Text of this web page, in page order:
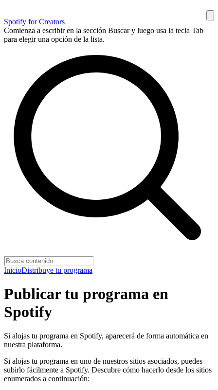
Spotify for Creators
Comienza a escribir en la sección Buscar y luego usa la tecla Tab
para elegir una opción de la lista.
InicioDistribuye tu programa
Publicar tu programa en
Spotify
Si alojas tu programa en Spotify, aparecerá de forma automática en
nuestra plataforma.
Si alojas tu programa en uno de nuestros sitios asociados, puedes
subirlo fácilmente a Spotify. Descubre cómo hacerlo desde los sitios
enumerados a continuación: